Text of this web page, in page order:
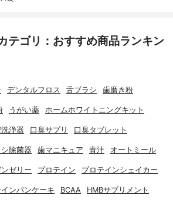
テゴリ：おすすめ商品ランキン
デンタルフロス 舌ブラシ 歯磨き粉
うがい薬 ホームホワイトニングキット
浄器 口臭サプリ 口臭タブレット
除菌器 歯マニキュア 青汁 オートミール
ゼリー プロテイン プロテインシェイカー
ンパンケーキ BCAA HMBサプリメント